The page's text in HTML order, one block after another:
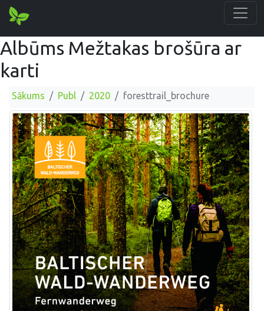
Albūms Mežtakas brošūra ar
karti
Sākums Publ 2020 foresttrail_brochure